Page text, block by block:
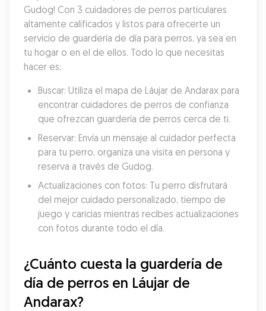
Gudog! Con 3 cuidadores de perros particulares
altamente calificados y listos para ofrecerte un
servicio de guardería de día para perros, ya sea en
tu hogar o en el de ellos. Todo lo que necesitas
hacer es:
Buscar: Utiliza el mapa de Láujar de Andarax para
encontrar cuidadores de perros de confianza
que ofrezcan guardería de perros cerca de ti.
Reservar: Envía un mensaje al cuidador perfecta
para tu perro, organiza una visita en persona y
reserva a través de Gudog.
Actualizaciones con fotos: Tu perro disfrutará
del mejor cuidado personalizado, tiempo de
juego y caricias mientras recibes actualizaciones
con fotos durante todo el día.
¿Cuánto cuesta la guardería de
día de perros en Láujar de
Andarax?